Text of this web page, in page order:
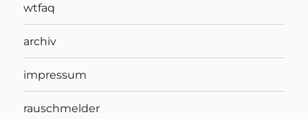
wtfaq
archiv
impressum
rauschmelder